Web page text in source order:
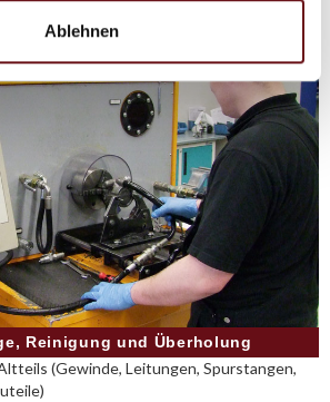
Ablehnen
Reinigung und Überholung
(Gewinde, Leitungen, Spurstangen,